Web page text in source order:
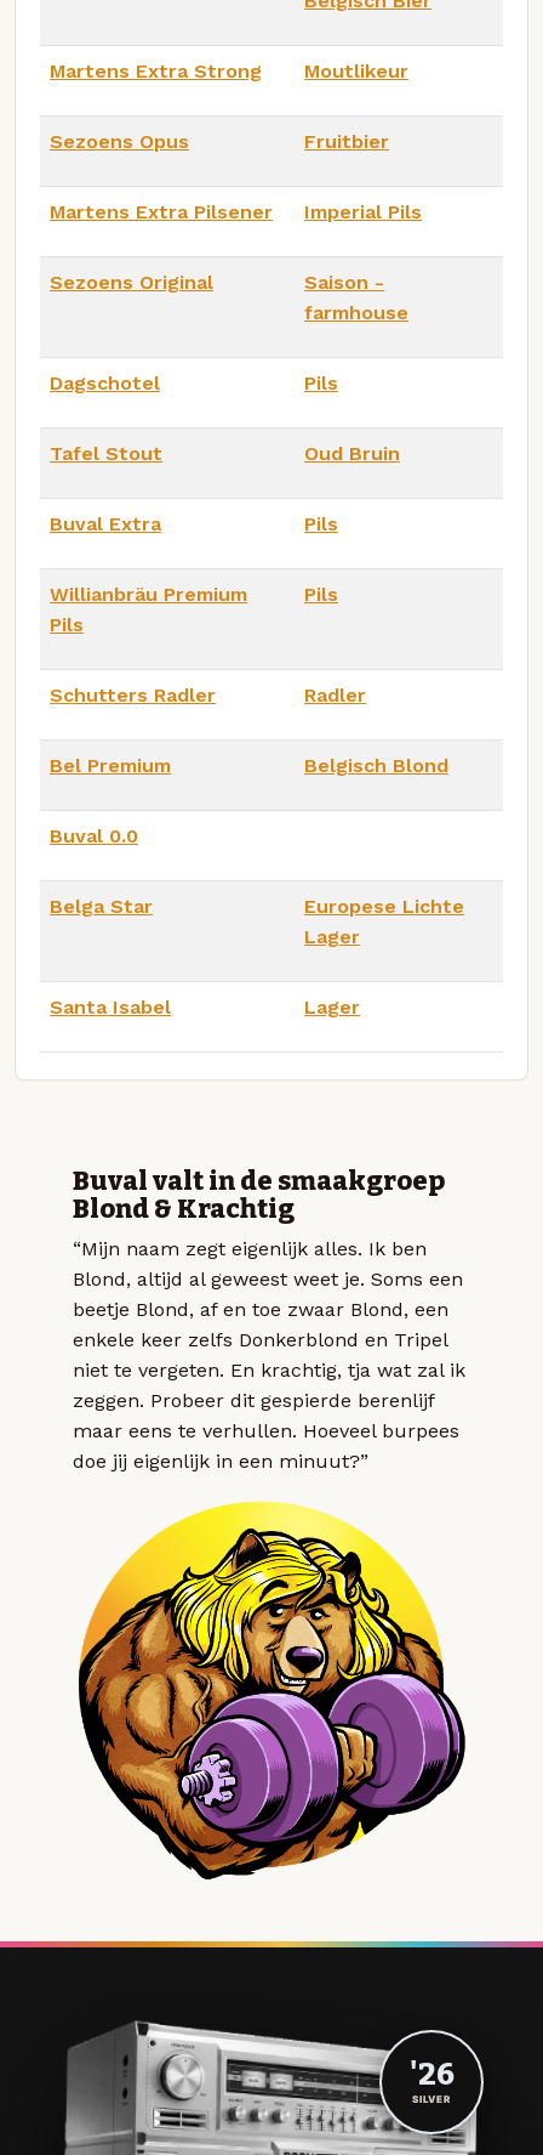
Martens Extra Strong Moutlikeur
Sezoens Opus Fruitbier
Martens Extra Pilsener Imperial Pils
Sezoens Original
Saison -
farmhouse
Dagschotel Pils
Tafel Stout Oud Bruin
Buval Extra Pils
Willianbräu Premium
Pils
Pils
Schutters Radler Radler
Bel Premium Belgisch Blond
Buval 0.0
Belga Star
Europese Lichte
Lager
Santa Isabel Lager
Buval valt in de smaakgroep
Blond & Krachtig
“Mijn naam zegt eigenlijk alles. Ik ben
Blond, altijd al geweest weet je. Soms een
beetje Blond, af en toe zwaar Blond, een
enkele keer zelfs Donkerblond en Tripel
niet te vergeten. En krachtig, tja wat zal ik
zeggen. Probeer dit gespierde berenlijf
maar eens te verhullen. Hoeveel burpees
doe jij eigenlijk in een minuut?”
'26
SILVER